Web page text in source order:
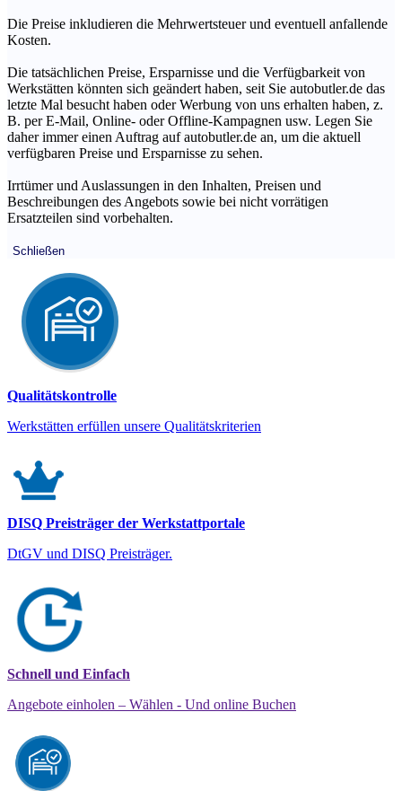
Die Preise inkludieren die Mehrwertsteuer und eventuell anfallende
Kosten.
Die tatsächlichen Preise, Ersparnisse und die Verfügbarkeit von
Werkstätten könnten sich geändert haben, seit Sie autobutler.de das
letzte Mal besucht haben oder Werbung von uns erhalten haben, z.
B. per E-Mail, Online- oder Offline-Kampagnen usw. Legen Sie
daher immer einen Auftrag auf autobutler.de an, um die aktuell
verfügbaren Preise und Ersparnisse zu sehen.
Irrtümer und Auslassungen in den Inhalten, Preisen und
Beschreibungen des Angebots sowie bei nicht vorrätigen
Ersatzteilen sind vorbehalten.
Schließen
Qualitätskontrolle
Werkstätten erfüllen unsere Qualitätskriterien
DISQ Preisträger der Werkstattportale
DtGV und DISQ Preisträger.
Schnell und Einfach
Angebote einholen – Wählen - Und online Buchen